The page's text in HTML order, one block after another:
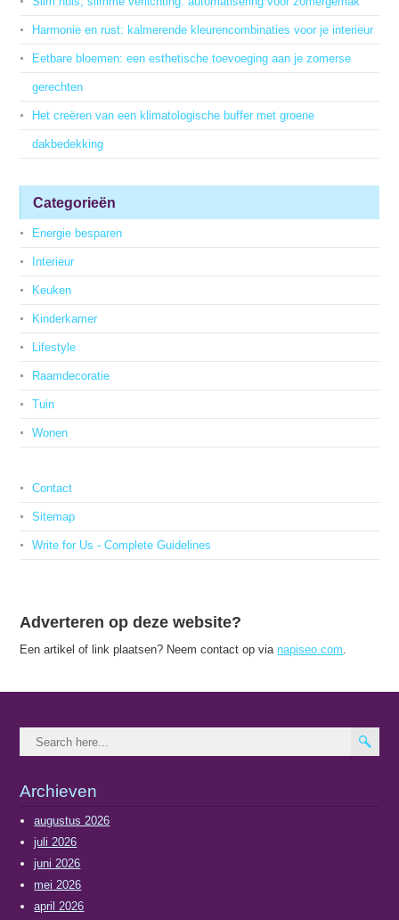
Harmonie en rust: kalmerende kleurencombinaties voor je interieur
Eetbare bloemen: een esthetische toevoeging aan je zomerse
gerechten
Het creëren van een klimatologische buffer met groene
dakbedekking
Categorieën
Energie besparen
Interieur
Keuken
Kinderkamer
Lifestyle
Raamdecoratie
Tuin
Wonen
Contact
Sitemap
Write for Us - Complete Guidelines
Adverteren op deze website?
Een artikel of link plaatsen? Neem contact op vianapiseo.com.
Archieven
augustus 2026
juli 2026
juni 2026
mei 2026
april 2026